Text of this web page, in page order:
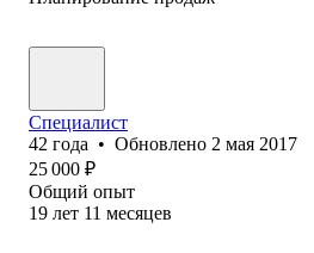
Специалист
42 года • Обновлено 2 мая 2017
25 000 ₽
Общий опыт
19 лет 11 месяцев